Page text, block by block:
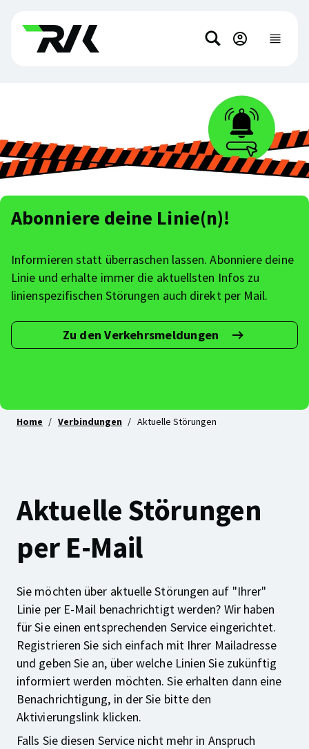
Hauptinhalt
Footer-
Suchen
Abonniere deine Linie(n)!
Informieren statt überraschen lassen. Abonniere deine
Linie und erhalte immer die aktuellsten Infos zu
linienspezifischen Störungen auch direkt per Mail.
Zu den Verkehrsmeldungen
Abonniere
deine
Home Verbindungen Aktuelle Störungen
Aktuelle Störungen
per E-Mail
Sie möchten über aktuelle Störungen auf "Ihrer"
Linie per E-Mail benachrichtigt werden? Wir haben
für Sie einen entsprechenden Service eingerichtet.
Registrieren Sie sich einfach mit Ihrer Mailadresse
und geben Sie an, über welche Linien Sie zukünftig
informiert werden möchten. Sie erhalten dann eine
Benachrichtigung, in der Sie bitte den
Aktivierungslink klicken.
Falls Sie diesen Service nicht mehr in Anspruch